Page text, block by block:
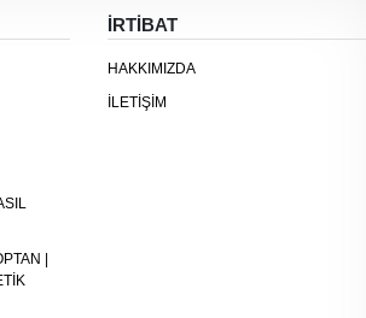
|
İRTİBAT
HAKKIMIZDA
İLETIŞIM